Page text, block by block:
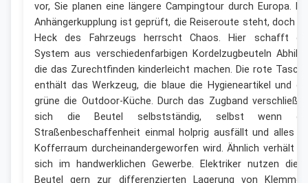
vor, Sie planen eine längere Campingtour durch Europa.
Anhängerkupplung ist geprüft, die Reiseroute steht, doch
Heck des Fahrzeugs herrscht Chaos. Hier schafft
System aus verschiedenfarbigen Kordelzugbeuteln
die das Zurechtfinden kinderleicht machen. Die rote
enthält das Werkzeug, die blaue die Hygieneartikel und
grüne die Outdoor-Küche. Durch das Zugband
sich die Beutel selbstständig, selbst wenn
Straßenbeschaffenheit einmal holprig ausfällt und alles
Kofferraum durcheinandergeworfen wird. Ähnlich verhält
sich im handwerklichen Gewerbe. Elektriker nutzen
Beutel gern zur differenzierten Lagerung von